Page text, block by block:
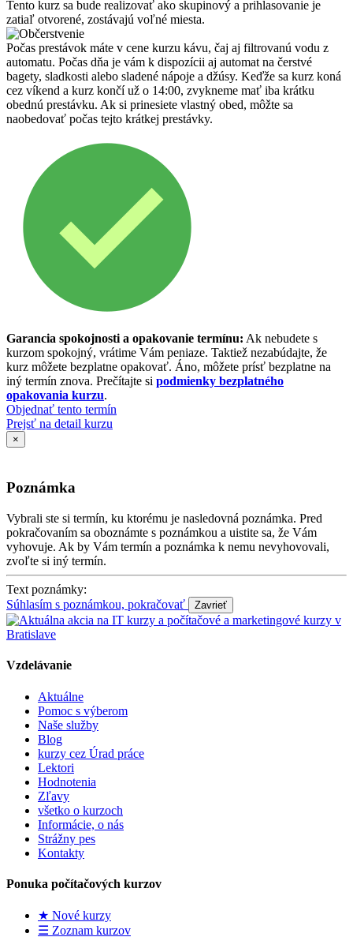
Tento kurz sa bude realizovať ako skupinový a prihlasovanie je
zatiaľ otvorené, zostávajú voľné miesta.
Počas prestávok máte v cene kurzu kávu, čaj aj filtrovanú vodu z
automatu. Počas dňa je vám k dispozícii aj automat na čerstvé
bagety, sladkosti alebo sladené nápoje a džúsy. Keďže sa kurz koná
cez víkend a kurz končí už o 14:00, zvykneme mať iba krátku
obednú prestávku. Ak si prinesiete vlastný obed, môžte sa
naobedovať počas tejto krátkej prestávky.
Garancia spokojnosti a opakovanie termínu: Ak nebudete s
kurzom spokojný, vrátime Vám peniaze. Taktiež nezabúdajte, že
kurz môžete bezplatne opakovať. Áno, môžete prísť bezplatne na
iný termín znova. Prečítajte si podmienky bezplatného
opakovania kurzu.
Objednať tento termín
Prejsť na detail kurzu
×
Poznámka
Vybrali ste si termín, ku ktorému je nasledovná poznámka. Pred
pokračovaním sa oboznámte s poznámkou a uistite sa, že Vám
vyhovuje. Ak by Vám termín a poznámka k nemu nevyhovovali,
zvoľte si iný termín.
Text poznámky:
Súhlasím s poznámkou, pokračovať
Vzdelávanie
Aktuálne
Pomoc s výberom
Naše služby
Blog
kurzy cez Úrad práce
Lektori
Hodnotenia
Zľavy
všetko o kurzoch
Informácie, o nás
Strážny pes
Kontakty
Ponuka počítačových kurzov
★ Nové kurzy
☰ Zoznam kurzov